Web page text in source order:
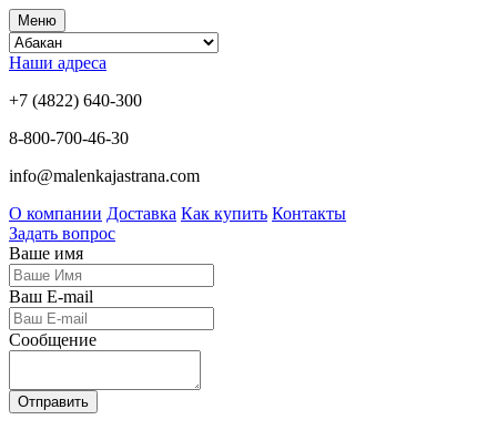
Меню
Наши адреса
+7 (4822) 640-300
8-800-700-46-30
info@malenkajastrana.com
О компании Доставка Как купить Контакты
Задать вопрос
Ваше имя
Ваш E-mail
Сообщение
Отправить